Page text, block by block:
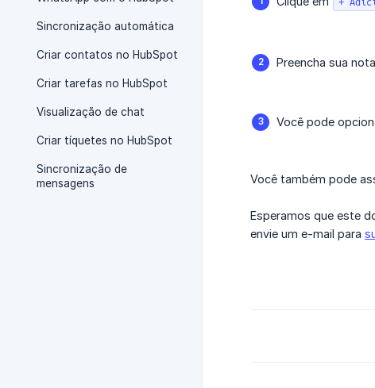
Sincronização automática
Criar contatos no HubSpot
Criar tarefas no HubSpot
Visualização de chat
Criar tíquetes no HubSpot
Sincronização de
mensagens
Preencha sua
Você pode
Você também pode
Esperamos que este
envie um e-mail para